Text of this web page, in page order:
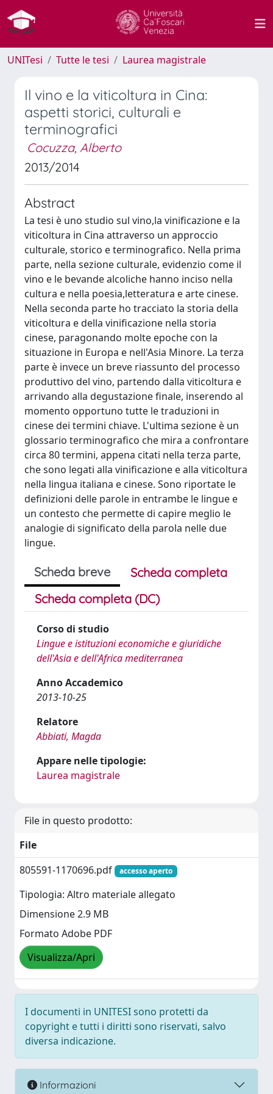
UNITesi Tutte le tesi Laurea magistrale
Il vino e la viticoltura in Cina:
aspetti storici, culturali e
terminografici
Cocuzza, Alberto
2013/2014
Abstract
La tesi è uno studio sul vino,la vinificazione e la
viticoltura in Cina attraverso un approccio
culturale, storico e terminografico. Nella prima
parte, nella sezione culturale, evidenzio come il
vino e le bevande alcoliche hanno inciso nella
cultura e nella poesia,letteratura e arte cinese.
Nella seconda parte ho tracciato la storia della
viticoltura e della vinificazione nella storia
cinese, paragonando molte epoche con la
situazione in Europa e nell'Asia Minore. La terza
parte è invece un breve riassunto del processo
produttivo del vino, partendo dalla viticoltura e
arrivando alla degustazione finale, inserendo al
momento opportuno tutte le traduzioni in
cinese dei termini chiave. L'ultima sezione è un
glossario terminografico che mira a confrontare
circa 80 termini, appena citati nella terza parte,
che sono legati alla vinificazione e alla viticoltura
nella lingua italiana e cinese. Sono riportate le
definizioni delle parole in entrambe le lingue e
un contesto che permette di capire meglio le
analogie di significato della parola nelle due
lingue.
Scheda breve
Scheda completa
Scheda completa (DC)
Corso di studio
Lingue e istituzioni economiche e giuridiche
dell'Asia e dell'Africa mediterranea
Anno Accademico
2013-10-25
Relatore
Abbiati, Magda
Appare nelle tipologie:
Laurea magistrale
File in questo prodotto:
File
805591-1170696.pdf
accesso aperto
Tipologia: Altro materiale allegato
Dimensione 2.9 MB
Formato Adobe PDF
Visualizza/Apri
I documenti in UNITESI sono protetti da
copyright e tutti i diritti sono riservati, salvo
diversa indicazione.
Informazioni